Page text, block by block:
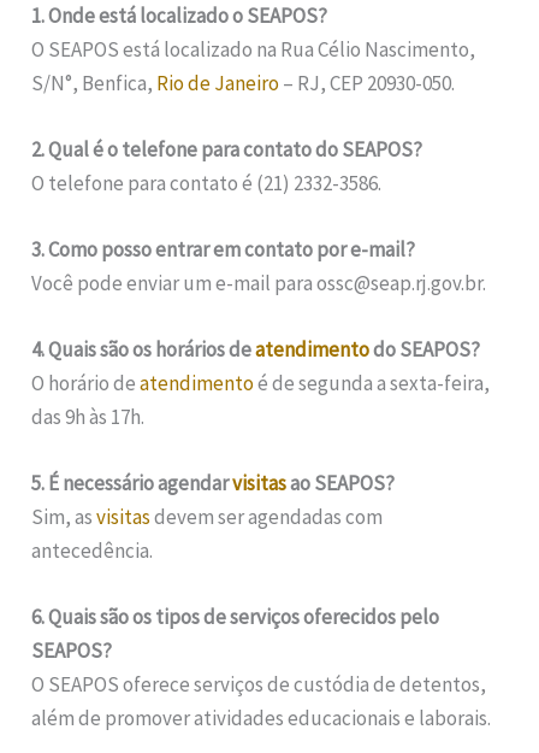
1. Onde está localizado o SEAPOS?
O SEAPOS está localizado na Rua Célio Nascimento,
S/N°, Benfica, Rio de Janeiro– RJ, CEP 20930-050.
2. Qual é o telefone para contato do SEAPOS?
O telefone para contato é (21) 2332-3586.
3. Como posso entrar em contato por e-mail?
Você pode enviar um e-mail para ossc@seap.rj.gov.br.
4. Quais são os horários deatendimentodo SEAPOS?
O horário deatendimentoé de segunda a sexta-feira,
das 9h às 17h.
5. É necessário agendarvisitasao SEAPOS?
Sim, asvisitasdevem ser agendadas com
antecedência.
6. Quais são os tipos de serviços oferecidos pelo
SEAPOS?
O SEAPOS oferece serviços de custódia de detentos,
além de promover atividades educacionais e laborais.